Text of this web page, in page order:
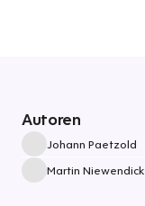
Autoren
Johann Paetzold
Martin Niewendick